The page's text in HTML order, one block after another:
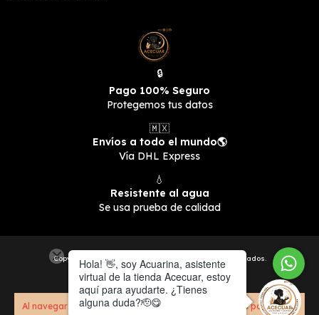
Al navegar por este sitioaceptas el uso de cookiespara
🔒
Pago 100% Seguro
Protegemos tus datos
🇲🇽
Envíos a todo el mundo🌎
Vía DHL Express
💧
Resistente al agua
Se usa prueba de calidad
Copyright ACECUAR - 2026. Todos los derechos reservados.